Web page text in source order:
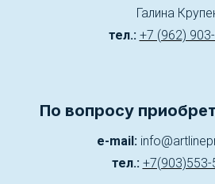
Галина
тел.: +7 (962)
По вопросу
e-mail:
тел.: +7(903)553-